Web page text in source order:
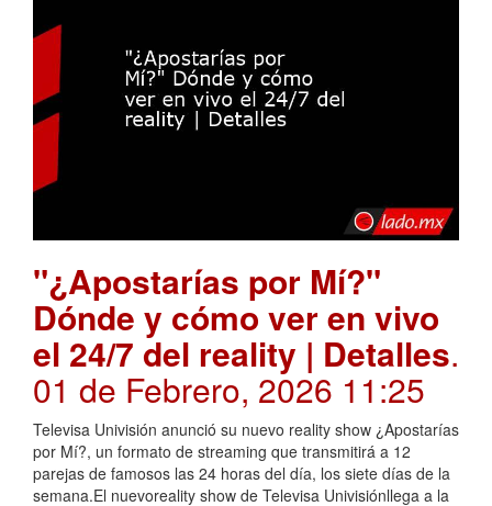
"¿Apostarías por Mí?"
Dónde y cómo ver en vivo
el 24/7 del reality | Detalles.
01 de Febrero, 2026 11:25
Televisa Univisión anunció su nuevo reality show ¿Apostarías
por Mí?, un formato de streaming que transmitirá a 12
parejas de famosos las 24 horas del día, los siete días de la
semana.El nuevoreality show de Televisa Univisiónllega a la